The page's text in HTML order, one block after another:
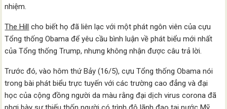
nhiệm.
The Hill cho biết họ đã liên lạc với một phát ngôn viên của cựu
Tổng thống Obama để yêu cầu bình luận về phát biểu mới nhất
của Tổng thống Trump, nhưng không nhận được câu trả lời.
Trước đó, vào hôm thứ Bảy (16/5), cựu Tổng thống Obama nói
trong bài phát biểu trực tuyến với các trường cao đẳng và đại
học của cộng đồng người da màu rằng đại dịch virus corona đã